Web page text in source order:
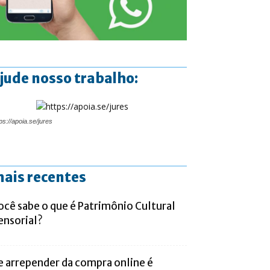
nosso trabalho:
apoia.se/jures
recentes
sabe o que é Patrimônio Cultural
arrepender da compra online é